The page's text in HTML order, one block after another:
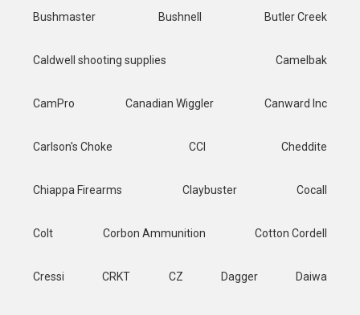
Bushmaster Bushnell Butler Creek
Caldwell shooting supplies Camelbak
CamPro Canadian Wiggler Canward Inc
Carlson's Choke CCI Cheddite
Chiappa Firearms Claybuster Cocall
Colt Corbon Ammunition Cotton Cordell
Cressi CRKT CZ Dagger Daiwa